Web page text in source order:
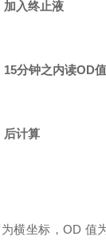
加入终止液
15分钟之内读OD值
后计算
横坐标，OD 值